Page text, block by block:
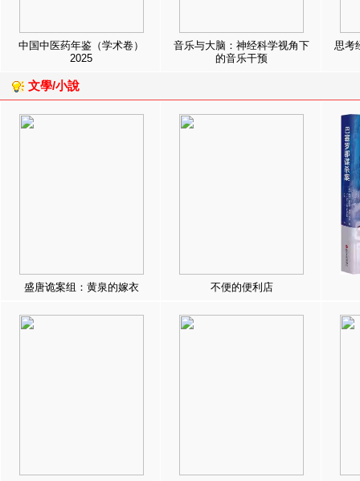
中国中医药年鉴（学术卷）
2025
音乐与大脑：神经科学视角下
的音乐干预
思考
文學/小說
盛唐诡案组：黄泉的嫁衣 不便的便利店